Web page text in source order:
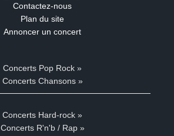
Contactez-nous
Plan du site
Annoncer un concert
Concerts Pop Rock »
Concerts Chansons »
Concerts Hard-rock »
Concerts R'n'b / Rap »